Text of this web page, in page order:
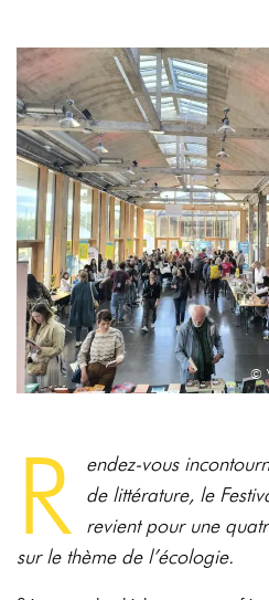
©
R
endez-vous
de littérature, le
revient pour une
sur le thème de l’écologie.